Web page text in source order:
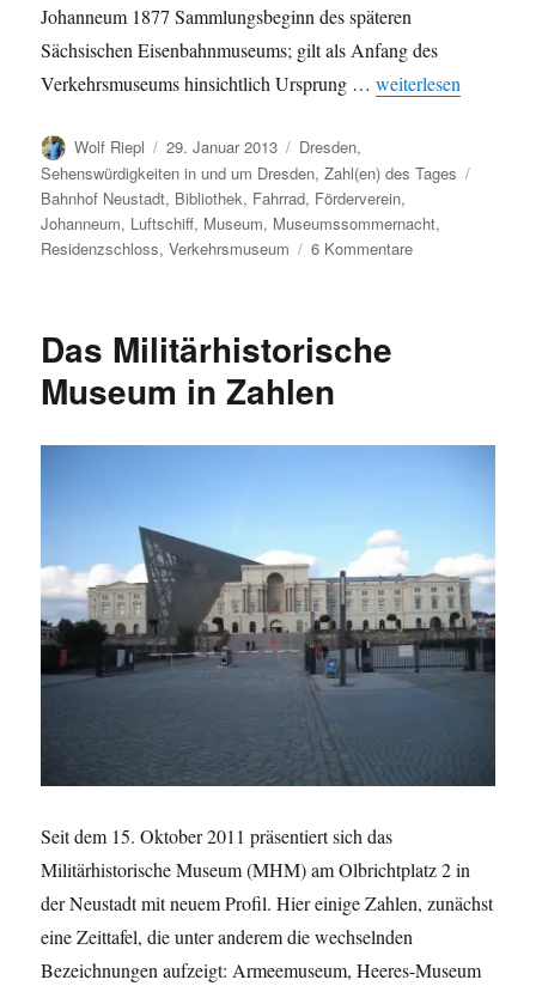
Johanneum 1877 Sammlungsbeginn des späteren
Sächsischen Eisenbahnmuseums; gilt als Anfang des
Verkehrsmuseums hinsichtlich Ursprung …„Das
weiterlesen
Autor
Wolf Riepl
Veröffentlicht
am
29. Januar 2013 Kategorien
Dresden,
Sehenswürdigkeiten in und um Dresden,Zahl(en) des Tages
Bahnhof Neustadt, Bibliothek, Fahrrad, Förderverein,
Johanneum, Luftschiff, Museum, Museumssommernacht,
Residenzschloss,Verkehrsmuseum 6 Kommentarezu
Das Militärhistorische
Museum in Zahlen
Seit dem 15. Oktober 2011 präsentiert sich das
Militärhistorische Museum (MHM) am Olbrichtplatz 2 in
der Neustadt mit neuem Profil. Hier einige Zahlen, zunächst
eine Zeittafel, die unter anderem die wechselnden
Bezeichnungen aufzeigt: Armeemuseum, Heeres-Museum